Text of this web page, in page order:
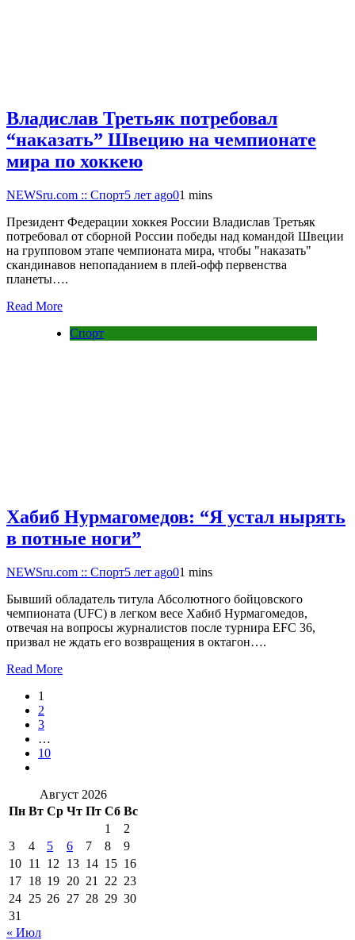
Владислав Третьяк потребовал
“наказать” Швецию на чемпионате
мира по хоккею
NEWSru.com :: Спорт5 лет ago01 mins
Президент Федерации хоккея России Владислав Третьяк
потребовал от сборной России победы над командой Швеции
на групповом этапе чемпионата мира, чтобы "наказать"
скандинавов непопаданием в плей-офф первенства
планеты….
Read More
Спорт
Хабиб Нурмагомедов: “Я устал нырять
в потные ноги”
NEWSru.com :: Спорт5 лет ago01 mins
Бывший обладатель титула Абсолютного бойцовского
чемпионата (UFC) в легком весе Хабиб Нурмагомедов,
отвечая на вопросы журналистов после турнира EFC 36,
призвал не ждать его возвращения в октагон….
Read More
1
2
3
…
10
Август 2026
Пн Вт Ср Чт Пт Сб Вс
1
2
3
4 5 6 7 8
9
10 11 12 13 14 15 16
17 18 19 20 21 22 23
24 25 26 27 28 29 30
31
« Июл